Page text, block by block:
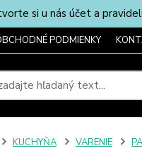
si u nás účet a
PODMIENKY
KUCHYŇA VARENIE